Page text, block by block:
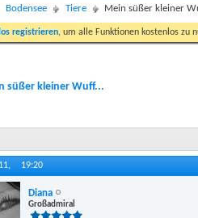
Bodensee Tiere Mein süßer kleiner
registrieren, um alle Funktionen kostenlos zu
süßer kleiner Wuff...
19:20
Diana
Großadmiral